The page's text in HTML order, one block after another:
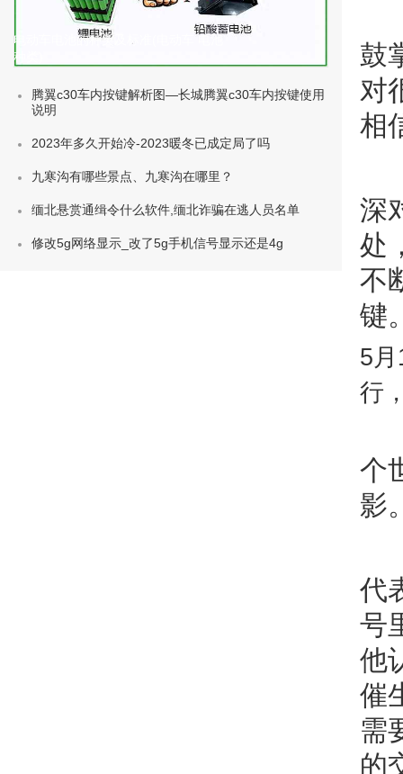
鼓
对
相
深
处
不
键
5
行
个
影
代
号
他
催
需
的
电动车电池的种类及标准(电动车 电池
种类)
腾翼c30车内按键解析图—长城腾翼c30车内按键使用
说明
2023年多久开始冷-2023暖冬已成定局了吗
九寒沟有哪些景点、九寒沟在哪里？
缅北悬赏通缉令什么软件,缅北诈骗在逃人员名单
修改5g网络显示_改了5g手机信号显示还是4g